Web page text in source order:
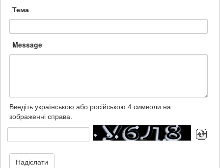
Тема
Message
Введіть українською або російською 4 символи на
зображенні справа.
Надіслати